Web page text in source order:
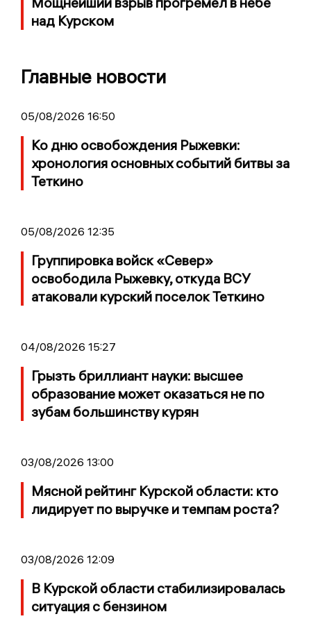
над Курском
Главные новости
05/08/2026 16:50
Ко дню освобождения Рыжевки:
хронология основных событий битвы за
Теткино
05/08/2026 12:35
Группировка войск «Север»
освободила Рыжевку, откуда ВСУ
атаковали курский поселок Теткино
04/08/2026 15:27
Грызть бриллиант науки: высшее
образование может оказаться не по
зубам большинству курян
03/08/2026 13:00
Мясной рейтинг Курской области: кто
лидирует по выручке и темпам роста?
03/08/2026 12:09
В Курской области стабилизировалась
ситуация с бензином